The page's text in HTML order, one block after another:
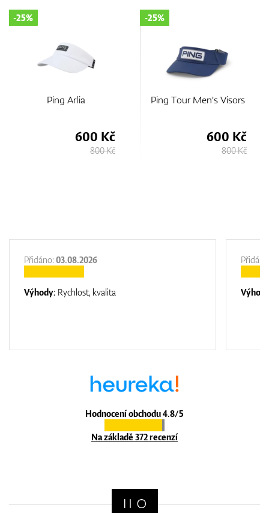
Ping Tour Men's Visors
600 Kč
800 Kč
Ping Neo Visor
553 Kč
850 Kč
Hodnocení obchodu 4.8/5
Na základě 372 recenzí
Přidáno: 03.08.2026
Výhody: Rychlost, kvalita